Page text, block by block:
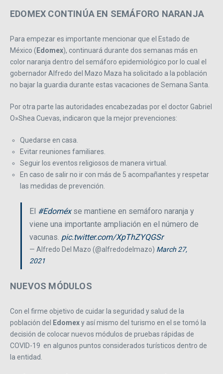
EDOMEX CONTINÚA EN SEMÁFORO NARANJA
Para empezar es importante mencionar que el Estado de
México ( Edomex), continuará durante dos semanas más en
color naranja dentro del semáforo epidemiológico por lo cual el
gobernador Alfredo del Mazo Maza ha solicitado a la población
no bajar la guardia durante estas vacaciones de Semana Santa.
Por otra parte las autoridades encabezadas por el doctor Gabriel
O»Shea Cuevas, indicaron que la mejor prevenciones:
Quedarse en casa.
Evitar reuniones familiares.
Seguir los eventos religiosos de manera virtual.
En caso de salir no ir con más de 5 acompañantes y respetar
las medidas de prevención.
El #Edoméxse mantiene en semáforo naranja y
viene una importante ampliación en el número de
vacunas. pic.twitter.com/XpThZYQGSr
— Alfredo Del Mazo (@alfredodelmazo) March 27,
2021
NUEVOS MÓDULOS
Con el firme objetivo de cuidar la seguridad y salud de la
población del
Edomexy así mismo del turismo en el se tomó la
decisión de colocar nuevos módulos de pruebas rápidas de
COVID-19 en algunos puntos considerados turísticos dentro de
la entidad.